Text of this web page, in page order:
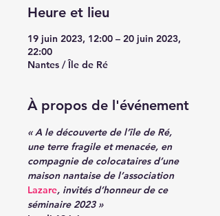
Heure et lieu
19 juin 2023, 12:00 – 20 juin 2023,
22:00
Nantes / Île de Ré
À propos de l'événement
« A le découverte de l’île de Ré,
une terre fragile et menacée, en
compagnie de colocataires d’une
maison nantaise de l’association
Lazare, invités d’honneur de ce
séminaire 2023 »